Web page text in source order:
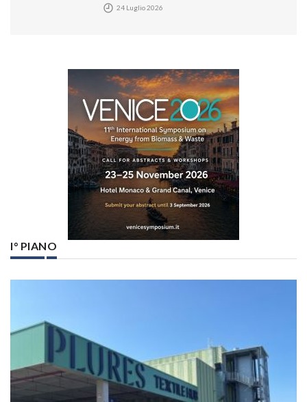
24 Luglio 2026
I° PIANO